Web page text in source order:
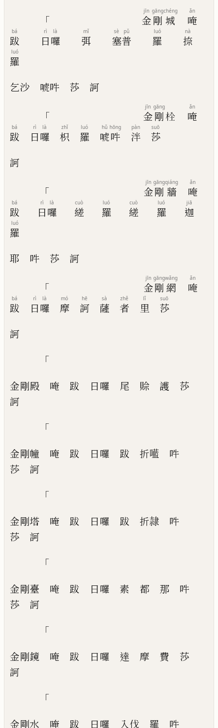
「 金
jīn
剛
gāng
城
chéng
唵
ǎn
跋
bá
日
rì
囉
là
弭
mǐ
塞
sè
普
pǔ
羅
luó
捺
nà
羅
luó
乞沙 唬吽 莎 訶
「 金
jīn
剛
gāng
𣐍 唵
ǎn
跋
bá
日
rì
囉
là
枳
zhǐ
羅
luó
唬
hǔ
吽
hōng
泮
pàn
莎
suō
訶
「 金
jīn
剛
gāng
牆
qiáng
唵
ǎn
跋
bá
日
rì
囉
là
縒
cuò
羅
luó
縒
cuò
羅
luó
迦
jiā
羅
luó
耶 吽 莎 訶
「 金
jīn
剛
gāng
網
wǎng
唵
ǎn
跋
bá
日
rì
囉
là
摩
mó
訶
hē
薩
sà
者
zhě
里
lǐ
莎
suō
訶
「
金剛殿 唵 跋 日囉 尾 賒 護
莎
訶
「
金剛幢 唵 跋 日囉 跋 折㘕
吽
莎
訶
「
金剛塔 唵 跋 日囉 跋 折隷
吽
莎
訶
「
金剛臺 唵 跋 日囉 素 都 那
吽
莎
訶
「
金剛鏡 唵 跋 日囉 達 摩 費
莎
訶
「
金剛水 唵 跋 日囉 入伐 羅 吽